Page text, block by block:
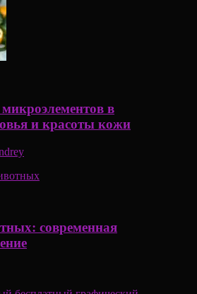
в
и красоты кожи
современная